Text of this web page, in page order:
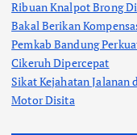
Ribuan Knalpot Brong
Bakal Berikan
Pemkab Bandung
Cikeruh Dipercepat
Sikat Kejahatan Jalanan
Motor Disita